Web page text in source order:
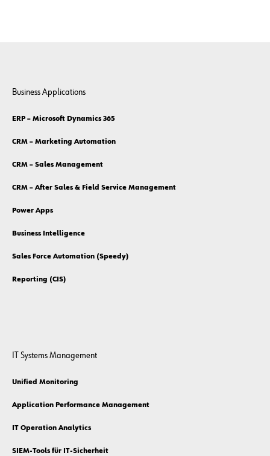
Business Applications
ERP – Microsoft Dynamics 365
CRM – Marketing Automation
CRM – Sales Management
CRM – After Sales & Field Service Management
Power Apps
Business Intelligence
Sales Force Automation (Speedy)
Reporting (CIS)
IT Systems Management
Unified Monitoring
Application Performance Management
IT Operation Analytics
SIEM-Tools für IT-Sicherheit